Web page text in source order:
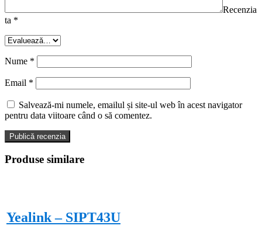
Recenzia
ta *
Nume *
Email *
Salvează-mi numele, emailul și site-ul web în acest navigator
pentru data viitoare când o să comentez.
Produse similare
Yealink – SIPT43U